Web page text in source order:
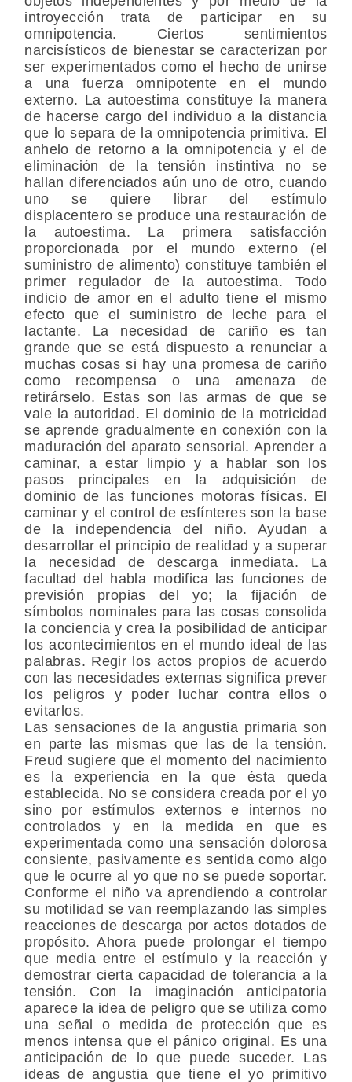
introyección trata de participar en su
omnipotencia. Ciertos sentimientos
narcisísticos de bienestar se caracterizan por
ser experimentados como el hecho de unirse
a una fuerza omnipotente en el mundo
externo. La autoestima constituye la manera
de hacerse cargo del individuo a la distancia
que lo separa de la omnipotencia primitiva. El
anhelo de retorno a la omnipotencia y el de
eliminación de la tensión instintiva no se
hallan diferenciados aún uno de otro, cuando
uno se quiere librar del estímulo
displacentero se produce una restauración de
la autoestima. La primera satisfacción
proporcionada por el mundo externo (el
suministro de alimento) constituye también el
primer regulador de la autoestima. Todo
indicio de amor en el adulto tiene el mismo
efecto que el suministro de leche para el
lactante. La necesidad de cariño es tan
grande que se está dispuesto a renunciar a
muchas cosas si hay una promesa de cariño
como recompensa o una amenaza de
retirárselo. Estas son las armas de que se
vale la autoridad. El dominio de la motricidad
se aprende gradualmente en conexión con la
maduración del aparato sensorial. Aprender a
caminar, a estar limpio y a hablar son los
pasos principales en la adquisición de
dominio de las funciones motoras físicas. El
caminar y el control de esfínteres son la base
de la independencia del niño. Ayudan a
desarrollar el principio de realidad y a superar
la necesidad de descarga inmediata. La
facultad del habla modifica las funciones de
previsión propias del yo; la fijación de
símbolos nominales para las cosas consolida
la conciencia y crea la posibilidad de anticipar
los acontecimientos en el mundo ideal de las
palabras. Regir los actos propios de acuerdo
con las necesidades externas significa prever
los peligros y poder luchar contra ellos o
evitarlos.
Las sensaciones de la angustia primaria son
en parte las mismas que las de la tensión.
Freud sugiere que el momento del nacimiento
es la experiencia en la que ésta queda
establecida. No se considera creada por el yo
sino por estímulos externos e internos no
controlados y en la medida en que es
experimentada como una sensación dolorosa
consiente, pasivamente es sentida como algo
que le ocurre al yo que no se puede soportar.
Conforme el niño va aprendiendo a controlar
su motilidad se van reemplazando las simples
reacciones de descarga por actos dotados de
propósito. Ahora puede prolongar el tiempo
que media entre el estímulo y la reacción y
demostrar cierta capacidad de tolerancia a la
tensión. Con la imaginación anticipatoria
aparece la idea de peligro que se utiliza como
una señal o medida de protección que es
menos intensa que el pánico original. Es una
anticipación de lo que puede suceder. Las
ideas de angustia que tiene el yo primitivo